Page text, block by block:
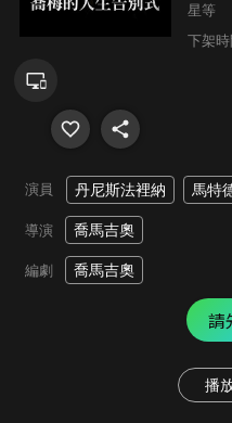
星等
下架時
演員 丹尼斯法裡納 馬特
導演 喬馬吉奧
編劇 喬馬吉奧
請
播